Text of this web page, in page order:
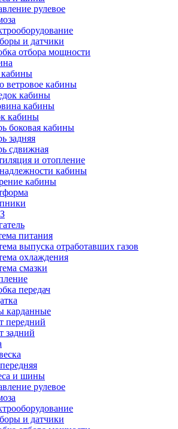
рулевое
и датчики
отбора мощности
ветровое кабины
кабины
кабины
кабины
боковая кабины
задняя
сдвижная
и отопление
кабины
кабины
питания
выпуска отработавших газов
охлаждения
смазки
передач
карданные
передний
задний
и шины
рулевое
и датчики